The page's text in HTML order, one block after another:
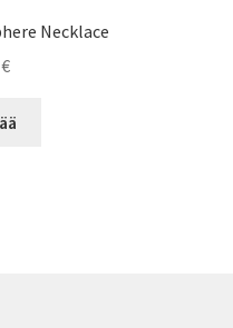
Necklace
€